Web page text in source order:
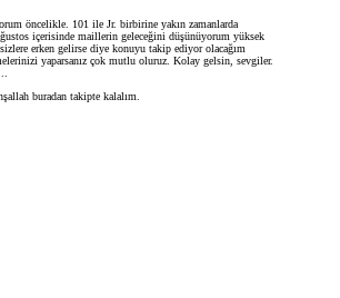
öncelikle. 101 ile Jr. birbirine yakın zamanlarda
içerisinde maillerin geleceğini düşünüyorum yüksek
erken gelirse diye konuyu takip ediyor olacağım
yaparsanız çok mutlu oluruz. Kolay gelsin, sevgiler.
buradan takipte kalalım.